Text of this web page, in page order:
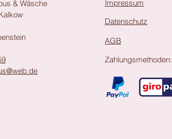
& Wäsche
Impressum
Datenschutz
AGB
Zahlungsmethoden: